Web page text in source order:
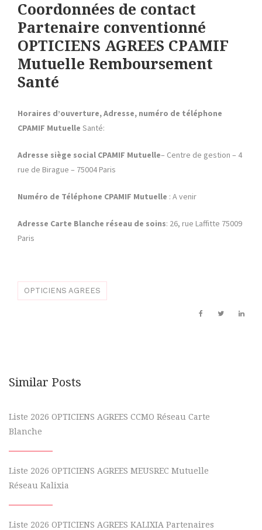
Coordonnées de contact
Partenaire conventionné
OPTICIENS AGREES CPAMIF
Mutuelle Remboursement
Santé
Horaires d’ouverture, Adresse, numéro de téléphone
CPAMIF Mutuelle Santé:
Adresse siège social CPAMIF Mutuelle– Centre de gestion – 4
rue de Birague – 75004 Paris
Numéro de Téléphone CPAMIF Mutuelle : A venir
Adresse Carte Blanche réseau de soins: 26, rue Laffitte 75009
Paris
OPTICIENS AGREES
Similar Posts
Liste 2026 OPTICIENS AGREES CCMO Réseau Carte
Blanche
Liste 2026 OPTICIENS AGREES MEUSREC Mutuelle
Réseau Kalixia
Liste 2026 OPTICIENS AGREES KALIXIA Partenaires